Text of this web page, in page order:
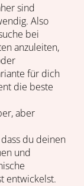
sind
Also
bei
anzuleiten,
für dich
die beste
aber
du deinen
und
entwickelst.